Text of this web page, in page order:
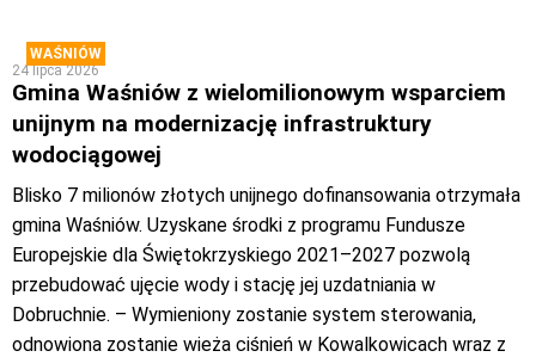
WAŚNIÓW
24 lipca 2026
Gmina Waśniów z wielomilionowym wsparciem
unijnym na modernizację infrastruktury
wodociągowej
Blisko 7 milionów złotych unijnego dofinansowania otrzymała
gmina Waśniów. Uzyskane środki z programu Fundusze
Europejskie dla Świętokrzyskiego 2021–2027 pozwolą
przebudować ujęcie wody i stację jej uzdatniania w
Dobruchnie. – Wymieniony zostanie system sterowania,
odnowiona zostanie wieża ciśnień w Kowalkowicach wraz z